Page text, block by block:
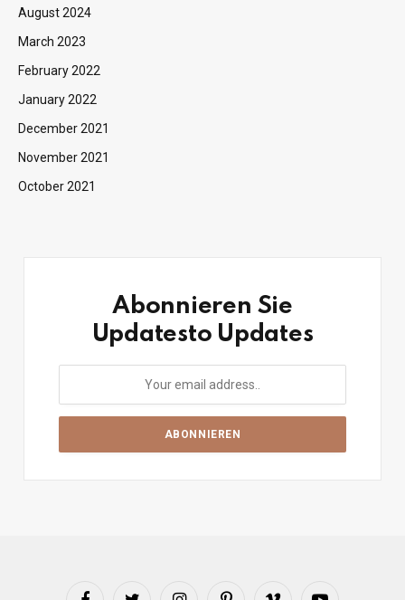
August 2024
March 2023
February 2022
January 2022
December 2021
November 2021
October 2021
Abonnieren Sie
Updatesto Updates